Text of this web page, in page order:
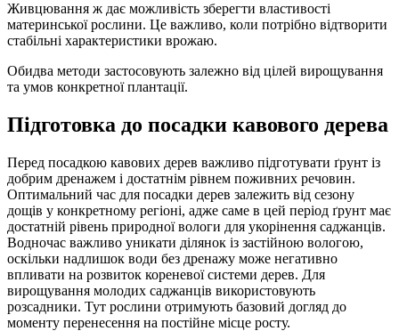
Живцювання ж дає можливість зберегти властивості
материнської рослини. Це важливо, коли потрібно відтворити
стабільні характеристики врожаю.
Обидва методи застосовують залежно від цілей вирощування
та умов конкретної плантації.
Підготовка до посадки кавового дерева
Перед посадкою кавових дерев важливо підготувати ґрунт із
добрим дренажем і достатнім рівнем поживних речовин.
Оптимальний час для посадки дерев залежить від сезону
дощів у конкретному регіоні, адже саме в цей період ґрунт має
достатній рівень природної вологи для укорінення саджанців.
Водночас важливо уникати ділянок із застійною вологою,
оскільки надлишок води без дренажу може негативно
впливати на розвиток кореневої системи дерев. Для
вирощування молодих саджанців використовують
розсадники. Тут рослини отримують базовий догляд до
моменту перенесення на постійне місце росту.